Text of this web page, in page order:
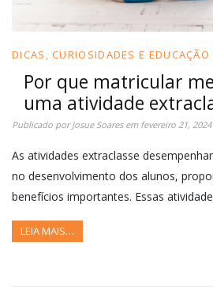
DICAS, CURIOSIDADES E EDUCAÇÃO
Por que matricular
uma atividade
Publicado porJosue Soaresem fevereiro 21, 2024
As atividades extraclasse
no desenvolvimento dos alunos,
benefícios importantes. Essas
LEIA MAIS…